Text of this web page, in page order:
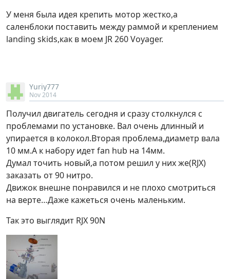
У меня была идея крепить мотор жестко,а
саленблоки поставить между раммой и креплением
landing skids,как в моем JR 260 Voyager.
Yuriy777
Nov 2014
Получил двигатель сегодня и сразу столкнулся с
проблемами по установке. Вал очень длинный и
упирается в колокол.Вторая проблема,диаметр вала
10 мм.А к набору идет fan hub на 14мм.
Думал точить новый,а потом решил у них же(RJX)
заказать от 90 нитро.
Движок внешне понравился и не плохо смотриться
на верте…Даже кажеться очень маленьким.
Так это выглядит RJX 90N